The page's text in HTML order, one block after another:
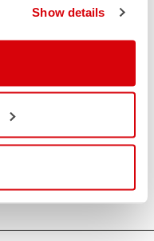
Show details